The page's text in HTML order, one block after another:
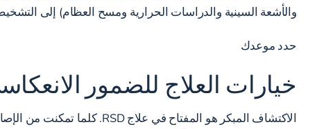
والأشعة السينية والدراسات الحرارية ومسح العظام) إلى
حدد موعدك
خيارات العلاج للضمور